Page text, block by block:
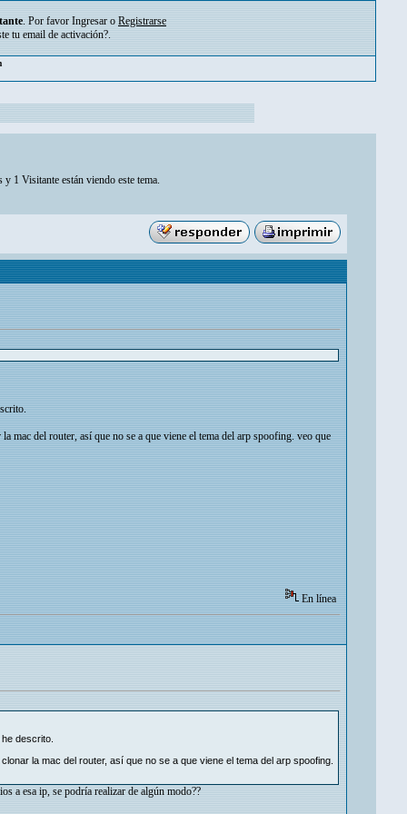
. Por favor Ingresar o Registrarse
tu email de activación?.
y 1 Visitante están viendo este tema.
mac del router, así que no se a que viene el tema del arp spoofing. veo que
En línea
descrito.
la mac del router, así que no se a que viene el tema del arp spoofing.
a esa ip, se podría realizar de algún modo??